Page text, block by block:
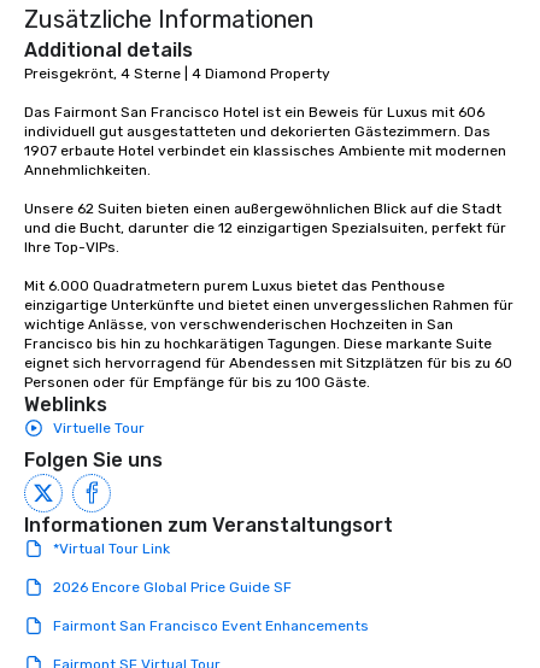
Zusätzliche Informationen
Additional details
Preisgekrönt, 4 Sterne | 4 Diamond Property
Das Fairmont San Francisco Hotel ist ein Beweis für Luxus mit 606
individuell gut ausgestatteten und dekorierten Gästezimmern. Das
1907 erbaute Hotel verbindet ein klassisches Ambiente mit modernen
Annehmlichkeiten.
Unsere 62 Suiten bieten einen außergewöhnlichen Blick auf die Stadt
und die Bucht, darunter die 12 einzigartigen Spezialsuiten, perfekt für
Ihre Top-VIPs.
Mit 6.000 Quadratmetern purem Luxus bietet das Penthouse
einzigartige Unterkünfte und bietet einen unvergesslichen Rahmen für
wichtige Anlässe, von verschwenderischen Hochzeiten in San
Francisco bis hin zu hochkarätigen Tagungen. Diese markante Suite
eignet sich hervorragend für Abendessen mit Sitzplätzen für bis zu 60
Personen oder für Empfänge für bis zu 100 Gäste.
Weblinks
Virtuelle Tour
Folgen Sie uns
Informationen zum Veranstaltungsort
*Virtual Tour Link
2026 Encore Global Price Guide SF
Fairmont San Francisco Event Enhancements